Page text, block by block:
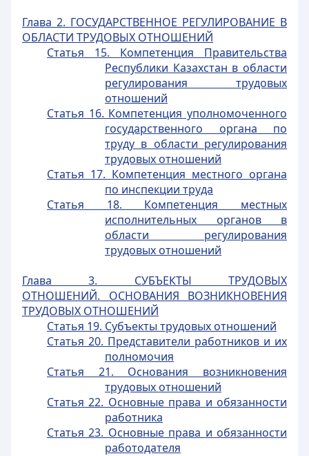
Глава 2. ГОСУДАРСТВЕННОЕ РЕГУЛИРОВАНИЕ В
ОБЛАСТИ ТРУДОВЫХ ОТНОШЕНИЙ
Статья 15. Компетенция Правительства
Республики Казахстан в области
регулирования трудовых
отношений
Статья 16. Компетенция уполномоченного
государственного органа по
труду в области регулирования
трудовых отношений
Статья 17. Компетенция местного органа
по инспекции труда
Статья 18. Компетенция местных
исполнительных органов в
области регулирования
трудовых отношений
Глава 3. СУБЪЕКТЫ ТРУДОВЫХ
ОТНОШЕНИЙ. ОСНОВАНИЯ ВОЗНИКНОВЕНИЯ
ТРУДОВЫХ ОТНОШЕНИЙ
Статья 19. Субъекты трудовых отношений
Статья 20. Представители работников и их
полномочия
Статья 21. Основания возникновения
трудовых отношений
Статья 22. Основные права и обязанности
работника
Статья 23. Основные права и обязанности
работодателя